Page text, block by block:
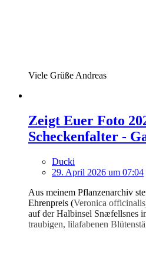
Viele Grüße Andreas
Zeigt Euer Foto
Scheckenfalter -
Ducki
29. April 2026 um 07:04
Aus meinem Pflanzenarchiv
Ehrenpreis (Veronica
auf der Halbinsel Snæfellsnes
traubigen, lilafabenen